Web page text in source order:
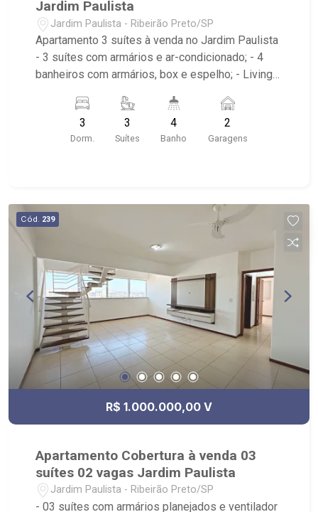
Jardim Paulista
Jardim Paulista - Ribeirão Preto/SP
Apartamento 3 suítes à venda no Jardim Paulista
- 3 suítes com armários e ar-condicionado; - 4
banheiros com armários, box e espelho; - Living 2
Lavabo; - Cozinha com armários; - Área de
Serviço com armários; - Varanda Gourmet; -
Churrasqueira; - Próximo ao Villa Sucreê, Mini
3
Dorm.
3
Suítes
4
Banho
2
Garagens
Cód. 239
R$ 1.000.000,00 V
Apartamento Cobertura à venda 03
suítes 02 vagas Jardim Paulista
Jardim Paulista - Ribeirão Preto/SP
- 03 suítes com armários planejados e ventilador